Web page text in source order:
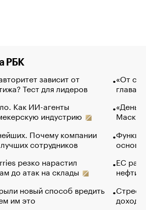
РБК
зависит от
Тест для лидеров
Как ИИ-агенты
индустрию
Почему компании
сотрудников
резко нарастил
до атак на склады
новый способ вредить
им это
«От
глава
Маск в
основ
ЕС
нефти